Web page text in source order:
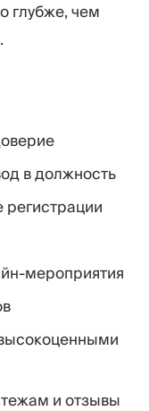
глубже, чем
.
в должность
мероприятия
и отзывы